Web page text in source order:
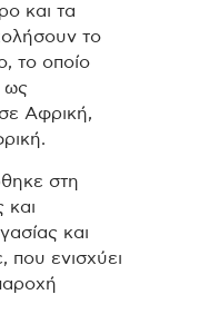
και τα
το
το οποίο
ως
Αφρική,
στη
και
και
που ενισχύει